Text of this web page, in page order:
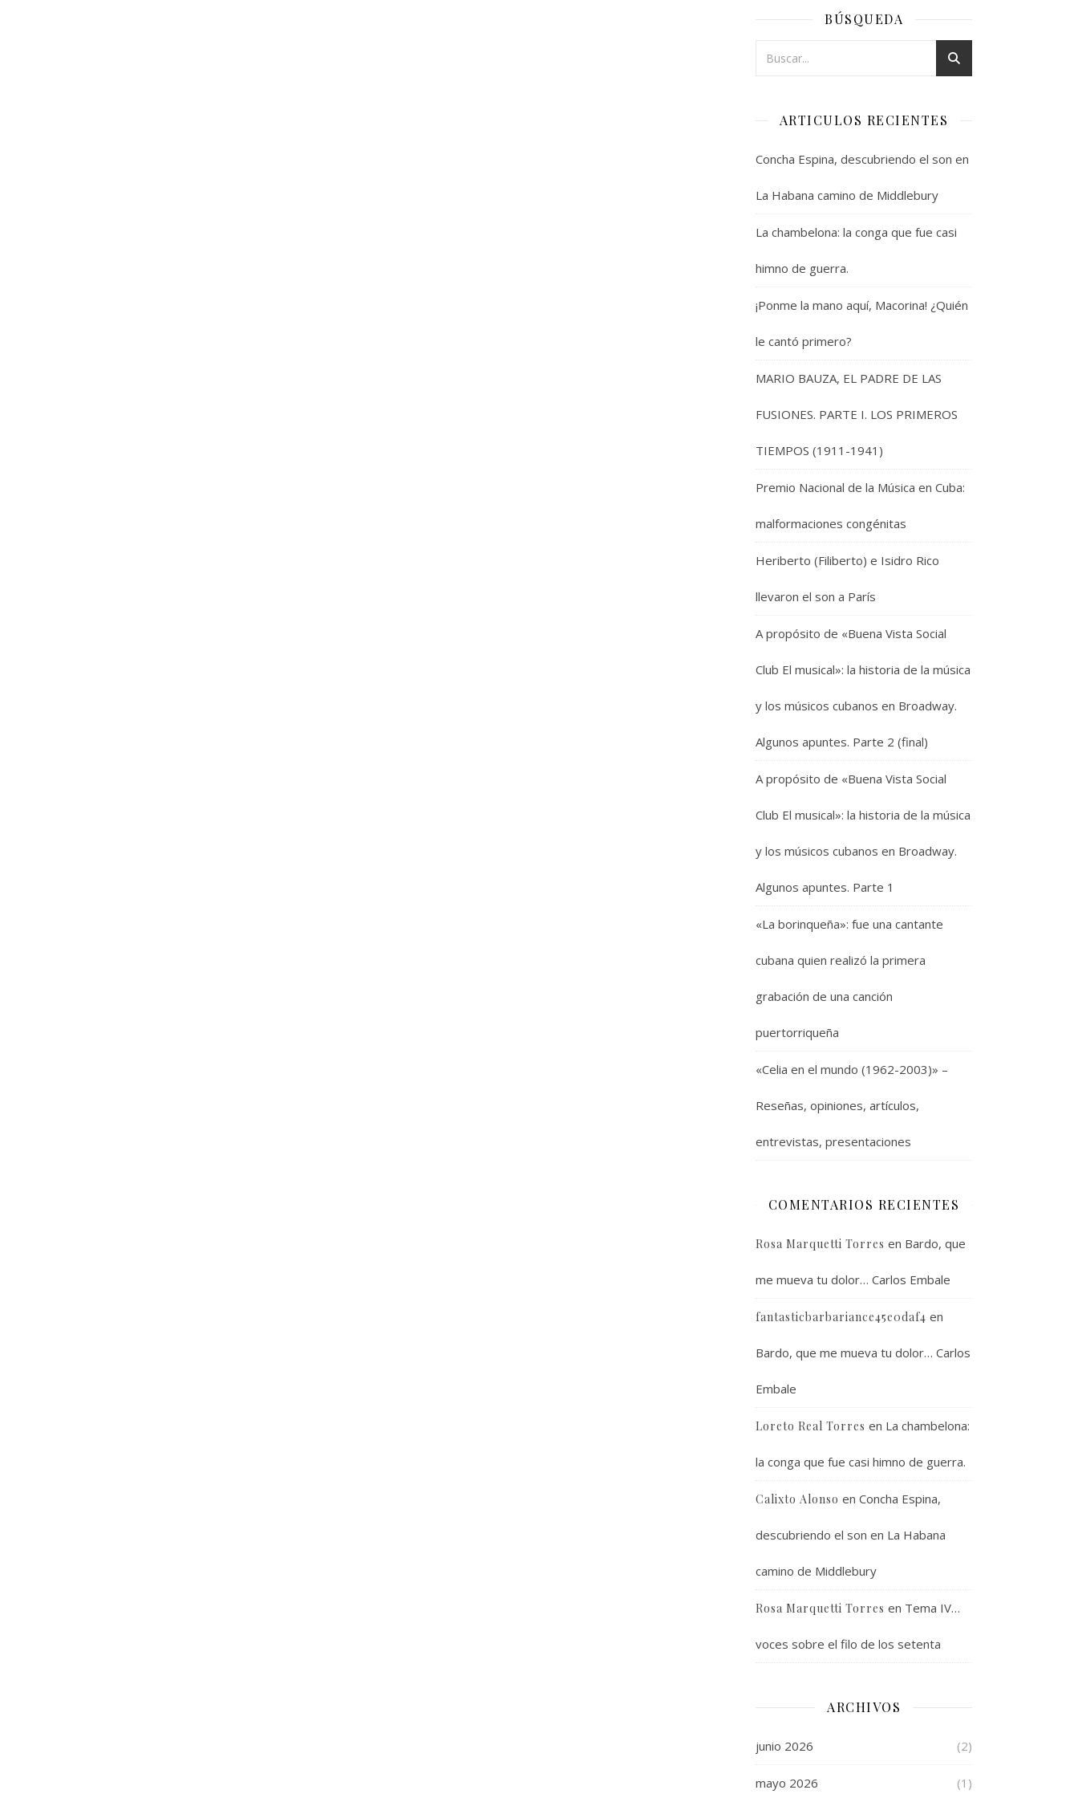
BÚSQUEDA
ARTICULOS RECIENTES
Concha Espina, descubriendo el son en
La Habana camino de Middlebury
La chambelona: la conga que fue casi
himno de guerra.
¡Ponme la mano aquí, Macorina! ¿Quién
le cantó primero?
MARIO BAUZA, EL PADRE DE LAS
FUSIONES. PARTE I. LOS PRIMEROS
TIEMPOS (1911-1941)
Premio Nacional de la Música en Cuba:
malformaciones congénitas
Heriberto (Filiberto) e Isidro Rico
llevaron el son a París
A propósito de «Buena Vista Social
Club El musical»: la historia de la música
y los músicos cubanos en Broadway.
Algunos apuntes. Parte 2 (final)
A propósito de «Buena Vista Social
Club El musical»: la historia de la música
y los músicos cubanos en Broadway.
Algunos apuntes. Parte 1
«La borinqueña»: fue una cantante
cubana quien realizó la primera
grabación de una canción
puertorriqueña
«Celia en el mundo (1962-2003)» –
Reseñas, opiniones, artículos,
entrevistas, presentaciones
COMENTARIOS RECIENTES
Rosa Marquetti Torres en Bardo, que
me mueva tu dolor… Carlos Embale
fantasticbarbariance45e0daf4 en
Bardo, que me mueva tu dolor… Carlos
Embale
Loreto Real Torres en La chambelona:
la conga que fue casi himno de guerra.
Calixto Alonso en Concha Espina,
descubriendo el son en La Habana
camino de Middlebury
Rosa Marquetti Torres en Tema IV…
voces sobre el filo de los setenta
ARCHIVOS
junio 2026 (2)
mayo 2026 (1)